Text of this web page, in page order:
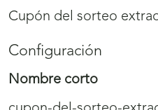
Cupón del sorteo
Configuración
Nombre corto